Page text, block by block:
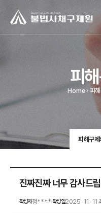
피
Home 피
피해구제
진짜진짜 너무 감사드
작성자정**** 작성일2025-11-11 |